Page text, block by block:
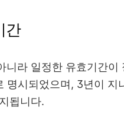
간
니라 일정한 유효기간
명시되었으며, 3년이 지
됩니다.